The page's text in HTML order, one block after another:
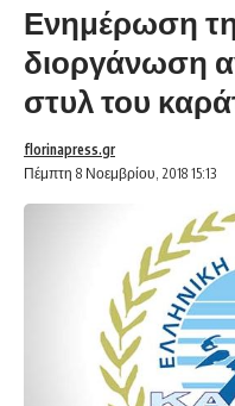
Ενημέρωση
διοργάνωση
στυλ του
Πέμπτη 8 Νοεμβρίου, 2018 15:13
florinapress.gr